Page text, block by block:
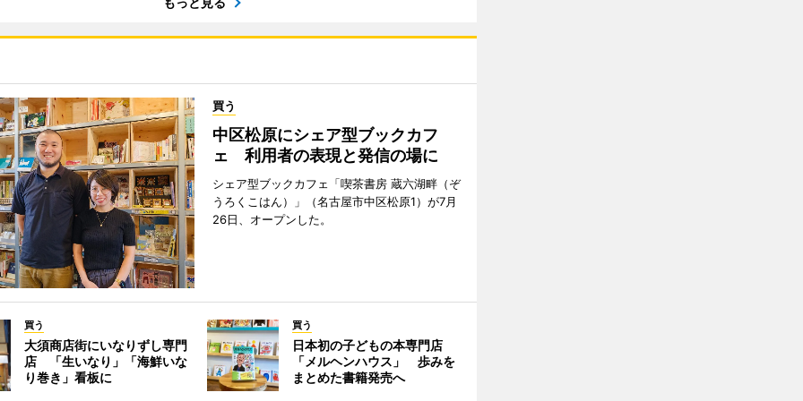
買う
中区松原にシェア型ブックカフ
ェ 利用者の表現と発信の場に
シェア型ブックカフェ「喫茶書房 蔵六湖畔（ぞ
うろくこはん）」（名古屋市中区松原1）が7月
26日、オープンした。
買う
大須商店街にいなりずし専門
店 「生いなり」「海鮮いな
り巻き」看板に
買う
日本初の子どもの本専門店
「メルヘンハウス」 歩みを
まとめた書籍発売へ